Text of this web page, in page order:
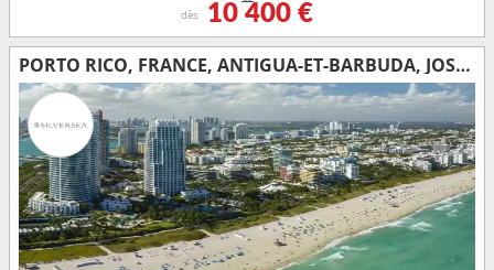
dès 10 400 €
PORTO RICO, FRANCE, ANTIGUA-ET-BARBUDA, JOST VAN DYKE, ÉTATS-UNIS